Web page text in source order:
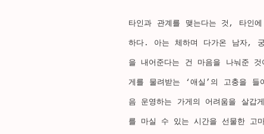
타인과 관계를 맺는다는 것, 타인
하다. 아는 체하며 다가온 남자,
을 내어준다는 건 마음을 나눠준
게를 물려받는 ‘애실’의 고충을
음 운영하는 가게의 어려움을 살갑
를 마실 수 있는 시간을 선물한 고